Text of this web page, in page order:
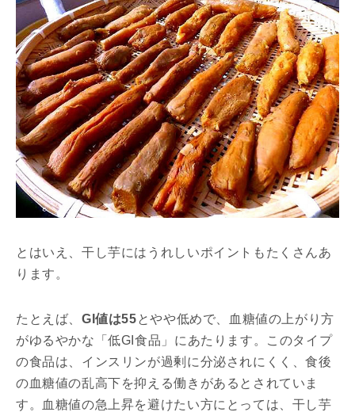
とはいえ、干し芋にはうれしいポイントもたくさんあ
ります。
たとえば、GI値は55とやや低めで、血糖値の上がり方
がゆるやかな「低GI食品」にあたります。このタイプ
の食品は、インスリンが過剰に分泌されにくく、食後
の血糖値の乱高下を抑える働きがあるとされていま
す。血糖値の急上昇を避けたい方にとっては、干し芋